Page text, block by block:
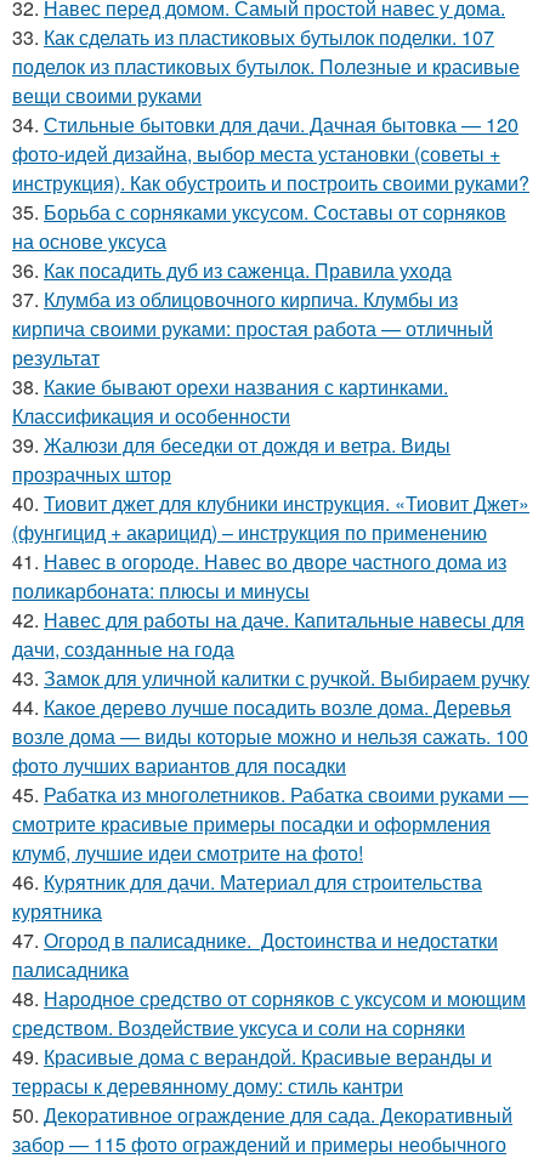
32. Навес перед домом. Самый простой навес у дома.
33. Как сделать из пластиковых бутылок поделки. 107
поделок из пластиковых бутылок. Полезные и красивые
вещи своими руками
34. Стильные бытовки для дачи. Дачная бытовка — 120
фото-идей дизайна, выбор места установки (советы +
инструкция). Как обустроить и построить своими руками?
35. Борьба с сорняками уксусом. Составы от сорняков
на основе уксуса
36. Как посадить дуб из саженца. Правила ухода
37. Клумба из облицовочного кирпича. Клумбы из
кирпича своими руками: простая работа — отличный
результат
38. Какие бывают орехи названия с картинками.
Классификация и особенности
39. Жалюзи для беседки от дождя и ветра. Виды
прозрачных штор
40. Тиовит джет для клубники инструкция. «Тиовит Джет»
(фунгицид + акарицид) – инструкция по применению
41. Навес в огороде. Навес во дворе частного дома из
поликарбоната: плюсы и минусы
42. Навес для работы на даче. Капитальные навесы для
дачи, созданные на года
43. Замок для уличной калитки с ручкой. Выбираем ручку
44. Какое дерево лучше посадить возле дома. Деревья
возле дома — виды которые можно и нельзя сажать. 100
фото лучших вариантов для посадки
45. Рабатка из многолетников. Рабатка своими руками —
смотрите красивые примеры посадки и оформления
клумб, лучшие идеи смотрите на фото!
46. Курятник для дачи. Материал для строительства
курятника
47. Огород в палисаднике. Достоинства и недостатки
палисадника
48. Народное средство от сорняков с уксусом и моющим
средством. Воздействие уксуса и соли на сорняки
49. Красивые дома с верандой. Красивые веранды и
террасы к деревянному дому: стиль кантри
50. Декоративное ограждение для сада. Декоративный
забор — 115 фото ограждений и примеры необычного